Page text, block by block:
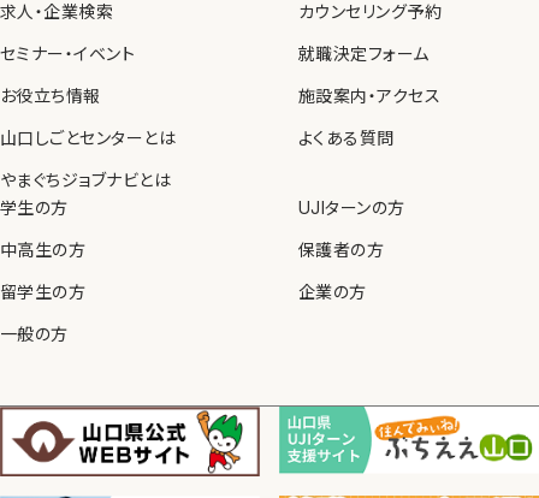
求人・企業検索
セミナー・イベント
お役立ち情報
山口しごとセンターとは
やまぐちジョブナビとは
カウンセリング予約
就職決定フォーム
施設案内・アクセス
よくある質問
学生の方
中高生の方
留学生の方
一般の方
UJIターンの方
保護者の方
企業の方